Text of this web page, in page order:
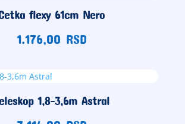
flexy 61cm Nero
1.176,00 RSD
1,8-3,6m Astral